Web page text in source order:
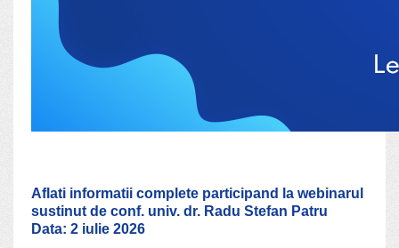
Aflati informatii complete participand la webinarul
sustinut de conf. univ. dr. Radu Stefan Patru
Data: 2 iulie 2026